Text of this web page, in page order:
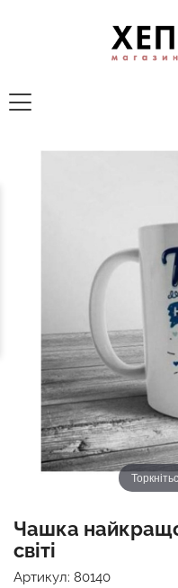
Чашка
світі
Артикул: 80140